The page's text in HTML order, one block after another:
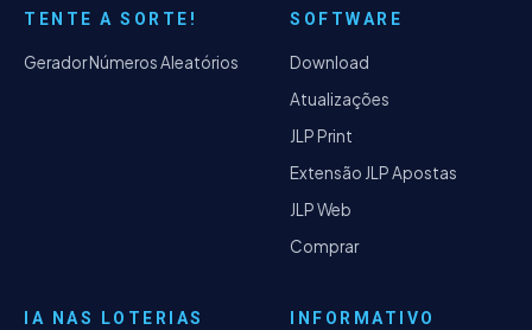
TENTE A SORTE!
Gerador Números Aleatórios
SOFTWARE
Download
Atualizações
JLP Print
Extensão JLP Apostas
JLP Web
Comprar
IA NAS LOTERIAS INFORMATIVO